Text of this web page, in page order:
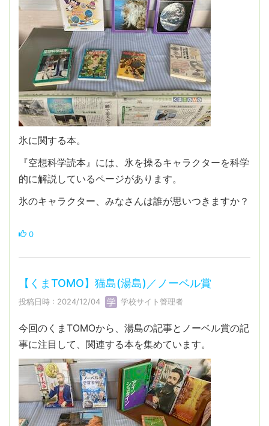
氷に関する本。
『空想科学読本』には、氷を操るキャラクターを科学
的に解説しているページがあります。
氷のキャラクター、みなさんは誰が思いつきますか？
0
【くまTOMO】猫島(湯島)／ノーベル賞
投稿日時 : 2024/12/04 学校サイト管理者
今回のくまTOMOから、湯島の記事とノーベル賞の記
事に注目して、関連する本を集めています。